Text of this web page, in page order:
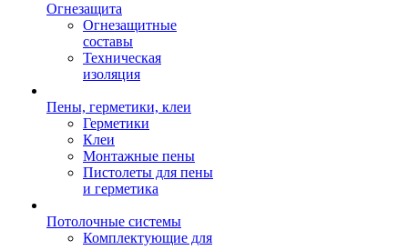
Огнезащита
Огнезащитные
составы
Техническая
изоляция
Пены, герметики, клеи
Герметики
Клеи
Монтажные пены
Пистолеты для пены
и герметика
Потолочные системы
Комплектующие для